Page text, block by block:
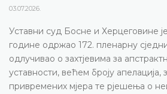
03.07.2026.
Уставни суд Босне и Херцеговине је
године одржао 172. пленарну
одлучивао о захтјевима за
уставности, већем броју
привремених мјера те рјешења о